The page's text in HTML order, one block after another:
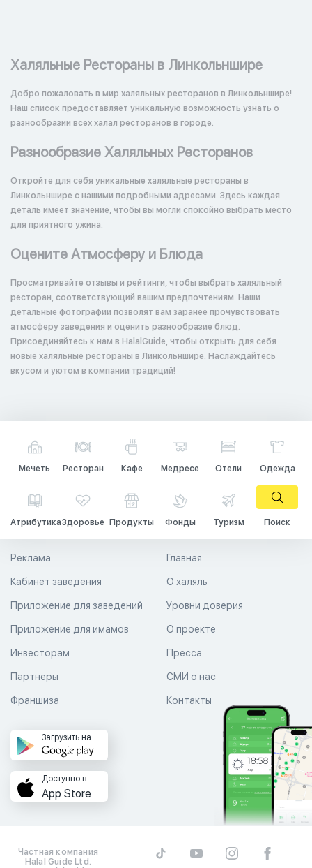
Халяльные Рестораны в Линкольншире
Добро пожаловать в мир халяльных ресторанов в Линкольншире!
Наш список предоставляет уникальную возможность узнать о
разнообразии всех халал ресторанов в городе.
Разнообразие Халяльных Ресторанов
Откройте для себя уникальные халяльные рестораны в
Линкольншире с нашими подробными адресами. Здесь каждая
деталь имеет значение, чтобы вы могли спокойно выбрать место
для приятного ужина.
Оцените Атмосферу и Блюда
Просматривайте отзывы и рейтинги, чтобы выбрать халяльный
ресторан, соответствующий вашим предпочтениям. Наши
детальные фотографии позволят вам заранее прочувствовать
атмосферу заведения и оценить разнообразие блюд.
Присоединяйтесь к нам в HalalGuide, чтобы открыть для себя
новые халяльные рестораны в Линкольншире. Наслаждайтесь
вкусом и уютом в компании традиций!
Мечеть Ресторан Кафе Медресе Отели Одежда
АтрибутикаЗдоровье Продукты Фонды Туризм Поиск
Главная
О халяль
Уровни доверия
Реклама
Кабинет заведения
Приложение для заведений
Приложение для имамов О проекте
Пресса
СМИ о нас
Контакты
Инвесторам
Партнеры
Франшиза
Загрузить на
Доступно в
App Store
Частная компания
Halal Guide Ltd.